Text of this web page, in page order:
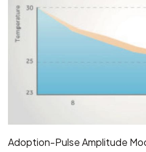
Adoption-Pulse Amplitude